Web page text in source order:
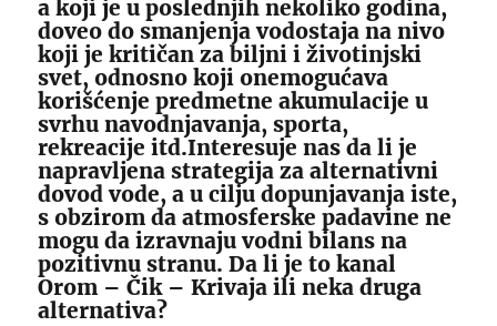
a koji je u poslednjih nekoliko godina,
doveo do smanjenja vodostaja na nivo
koji je kritičan za biljni i životinjski
svet, odnosno koji onemogućava
korišćenje predmetne akumulacije u
svrhu navodnjavanja, sporta,
rekreacije itd.Interesuje nas da li je
napravljena strategija za alternativni
dovod vode, a u cilju dopunjavanja iste,
s obzirom da atmosferske padavine ne
mogu da izravnaju vodni bilans na
pozitivnu stranu. Da li je to kanal
Orom – Čik – Krivaja ili neka druga
alternativa?